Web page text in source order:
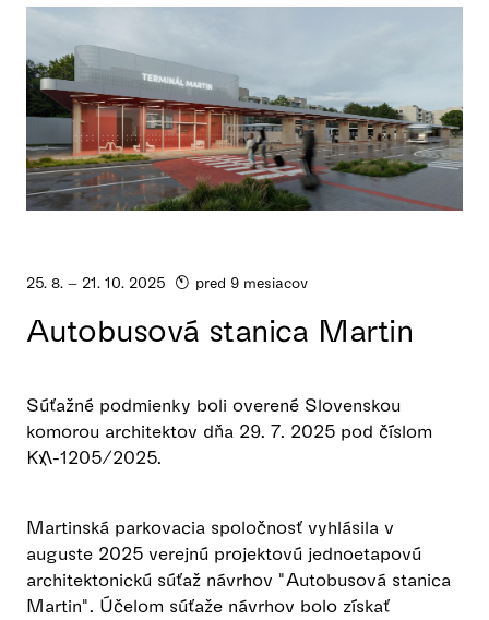
25. 8. – 21. 10. 2025 pred 9 mesiacov
Autobusová stanica Martin
Súťažné podmienky boli overené Slovenskou
komorou architektov dňa 29. 7. 2025 pod číslom
KA-1205/2025.
Martinská parkovacia spoločnosť vyhlásila v
auguste 2025 verejnú projektovú jednoetapovú
architektonickú súťaž návrhov "Autobusová stanica
Martin". Účelom súťaže návrhov bolo získať